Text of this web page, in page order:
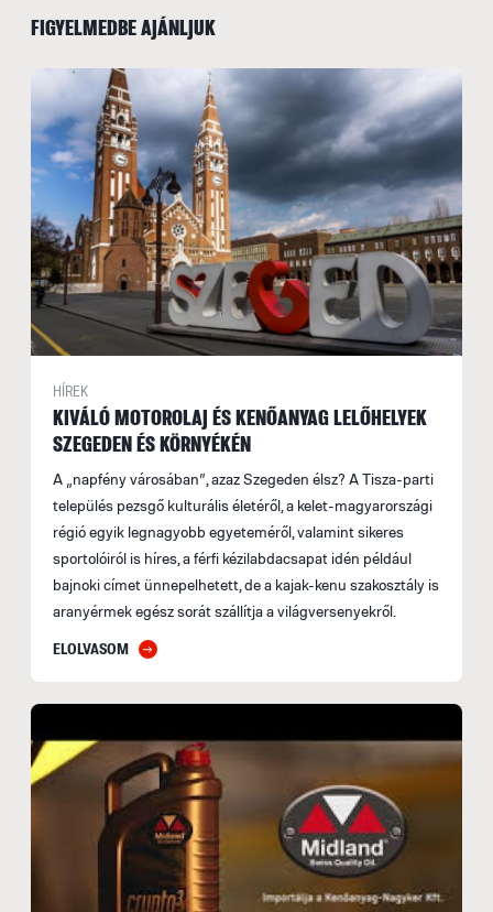
FIGYELMEDBE AJÁNLJUK
HÍREK
KIVÁLÓ MOTOROLAJ ÉS KENŐANYAG LELŐHELYEK
SZEGEDEN ÉS KÖRNYÉKÉN
A „napfény városában”, azaz Szegeden élsz? A Tisza-parti
település pezsgő kulturális életéről, a kelet-magyarországi
régió egyik legnagyobb egyeteméről, valamint sikeres
sportolóiról is híres, a férfi kézilabdacsapat idén például
bajnoki címet ünnepelhetett, de a kajak-kenu szakosztály is
aranyérmek egész sorát szállítja a világversenyekről.
ELOLVASOM